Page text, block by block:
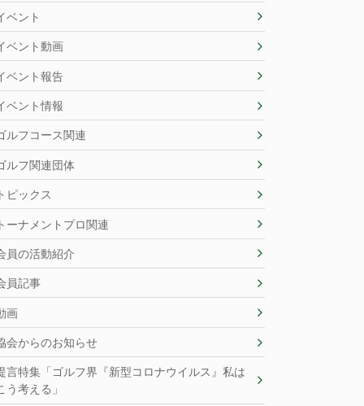
ベント
ベント動画
ベント報告
ベント情報
ルフコース関連
ルフ関連団体
トピックス
トーナメントプロ関連
員の活動紹介
員記事
画
会からのお知らせ
言特集「ゴルフ界『新型コロナウイルス』私は
う考える」